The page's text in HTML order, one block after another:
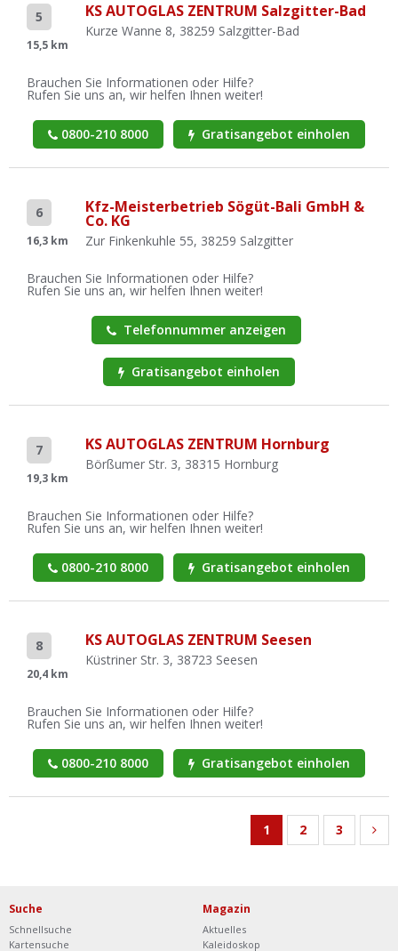
5
15,5 km
KS AUTOGLAS ZENTRUM Salzgitter-Bad
Kurze Wanne 8, 38259 Salzgitter-Bad
Brauchen Sie Informationen oder Hilfe?
Rufen Sie uns an, wir helfen Ihnen weiter!
0800-210 8000 Gratisangebot einholen
6
16,3 km
Kfz-Meisterbetrieb Sögüt-Bali GmbH &
Co. KG
Zur Finkenkuhle 55, 38259 Salzgitter
Brauchen Sie Informationen oder Hilfe?
Rufen Sie uns an, wir helfen Ihnen weiter!
Telefonnummer anzeigen
Gratisangebot einholen
7
19,3 km
KS AUTOGLAS ZENTRUM Hornburg
Börßumer Str. 3, 38315 Hornburg
Brauchen Sie Informationen oder Hilfe?
Rufen Sie uns an, wir helfen Ihnen weiter!
0800-210 8000 Gratisangebot einholen
8
20,4 km
KS AUTOGLAS ZENTRUM Seesen
Küstriner Str. 3, 38723 Seesen
Brauchen Sie Informationen oder Hilfe?
Rufen Sie uns an, wir helfen Ihnen weiter!
0800-210 8000 Gratisangebot einholen
1 2 3
Suche
Schnellsuche
Kartensuche
Magazin
Aktuelles
Kaleidoskop